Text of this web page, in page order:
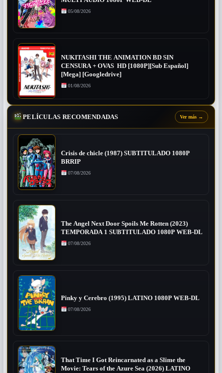
05/08/2026
NUKITASHI THE ANIMATION BD SIN
CENSURA + OVAS HD [1080P][Sub Español]
[Mega] [Googledrive]
01/08/2026
PELÍCULAS RECOMENDADAS Ver más →
Crisis de chicle (1987) SUBTITULADO 1080P
BRRIP
07/08/2026
The Angel Next Door Spoils Me Rotten (2023)
TEMPORADA 1 SUBTITULADO 1080P WEB-DL
07/08/2026
Pinky y Cerebro (1995) LATINO 1080P WEB-DL
07/08/2026
That Time I Got Reincarnated as a Slime the
Movie: Tears of the Azure Sea (2026) LATINO